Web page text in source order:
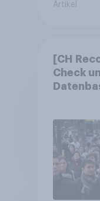
Artikel
[CH
Check